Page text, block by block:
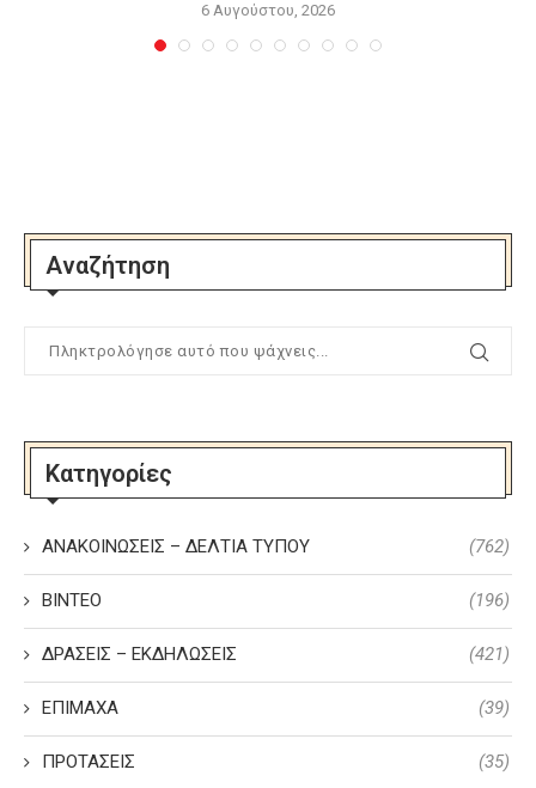
6 Αυγούστου, 2026
Αναζήτηση
Κατηγορίες
ΑΝΑΚΟΙΝΩΣΕΙΣ – ΔΕΛΤΙΑ ΤΥΠΟΥ (762)
ΒΙΝΤΕΟ (196)
ΔΡΑΣΕΙΣ – ΕΚΔΗΛΩΣΕΙΣ (421)
ΕΠΙΜΑΧΑ (39)
ΠΡΟΤΑΣΕΙΣ (35)